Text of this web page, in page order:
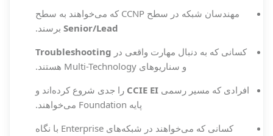
مهندسان شبکه در سطح CCNP که می‌خواهند به سطح
Senior/Lead برسند.
کسانی که به دنبال مهارت واقعی در Troubleshooting
و سناریوهای Multi-Technology هستند.
افرادی که مسیر رسمیCCIE EI را جدی شروع کرده‌اند و
پایه Foundation می‌خواهند.
کسانی که می‌خواهند در شبکه‌های Enterprise با نگاه